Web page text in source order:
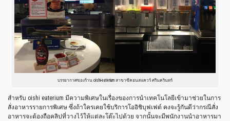
บรรยากาศของร้าน oishi-eaterium สาขาซีคอนสแควร์ ศรีนครินทร์
สำหรับ oishi eaterium มีความพิเศษในเรื่องของการนำเทคโนโลยีเข้ามาช่วยในการ
สั่งอาหารรายการพิเศษ ซึ่งถ้าใครเคยใช้บริการโออิชิบุฟเฟต์ คงจะรู้กันดีว่ากรณีสั่ง
อาหารจะต้องถือคลิปที่วางไว้ให้แต่ละโต๊ะไปด้วย จากนั้นจะมีพนักงานนำอาหารมา